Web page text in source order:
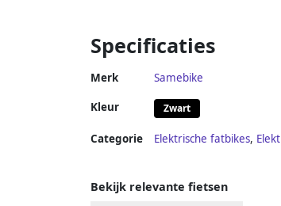
Specificaties
Merk Samebike
Kleur Zwart
Categorie Elektrische fatbikes,
Bekijk relevante fietsen